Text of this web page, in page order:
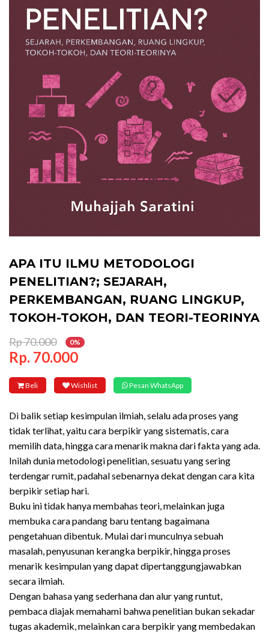
APA ITU ILMU METODOLOGI
PENELITIAN?; SEJARAH,
PERKEMBANGAN, RUANG LINGKUP,
TOKOH-TOKOH, DAN TEORI-TEORINYA
Rp 70.000 0%
Rp. 70.000
Beli Wishlist Pesan WhatsApp
Di balik setiap kesimpulan ilmiah, selalu ada proses yang
tidak terlihat, yaitu cara berpikir yang sistematis, cara
memilih data, hingga cara menarik makna dari fakta yang ada.
Inilah dunia metodologi penelitian, sesuatu yang sering
terdengar rumit, padahal sebenarnya dekat dengan cara kita
berpikir setiap hari.
Buku ini tidak hanya membahas teori, melainkan juga
membuka cara pandang baru tentang bagaimana
pengetahuan dibentuk. Mulai dari munculnya sebuah
masalah, penyusunan kerangka berpikir, hingga proses
menarik kesimpulan yang dapat dipertanggungjawabkan
secara ilmiah.
Dengan bahasa yang sederhana dan alur yang runtut,
pembaca diajak memahami bahwa penelitian bukan sekadar
tugas akademik, melainkan cara berpikir yang membedakan